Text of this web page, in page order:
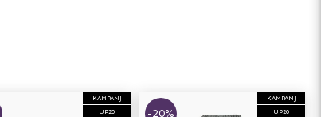
KAMPANJ
UP20
KAMPANJ
UP20
-20%